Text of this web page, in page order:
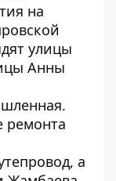
на
улицы
Анны
.
ремонта
а